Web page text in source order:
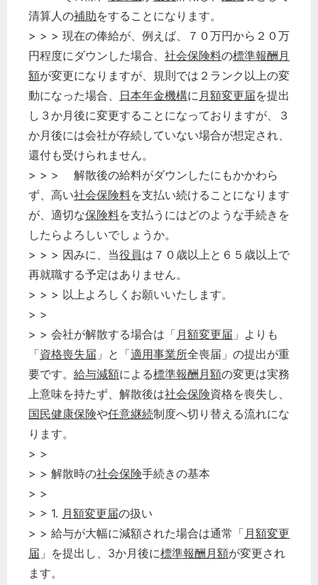
清算人の補助をすることになります。
> > > 現在の俸給が、例えば、７０万円から２０万
円程度にダウンした場合、 社会保険料の標準報酬月
額が変更になりますが、規則では２ランク以上の変
動になった場合、 日本年金機構に月額変更届を提出
し３か月後に変更することになっておりますが、３
か月後には会社が存続していない場合が想定され、
還付も受けられません。
> > > 解散後の給料がダウンしたにもかかわら
ず、高い社会保険料を支払い続けることになります
が、適切な保険料を支払うにはどのような手続きを
したらよろしいでしょうか。
> > > 因みに、当役員は７０歳以上と６５歳以上で
再就職する予定はありません。
> > > 以上よろしくお願いいたします。
> >
> > 会社が解散する場合は「月額変更届 」よりも
「資格喪失届 」と「適用事業所全喪届」の提出が重
要です。 給与減額による標準報酬月額の変更は実務
上意味を持たず、解散後は社会保険資格を喪失し、
国民健康保険や任意継続制度へ切り替える流れにな
ります。
> >
> > 解散時の社会保険手続きの基本
> >
> > 1. 月額変更届の扱い
> > 給与が大幅に減額された場合は通常「月額変更
届 」を提出し、3か月後に標準報酬月額が変更され
ます。